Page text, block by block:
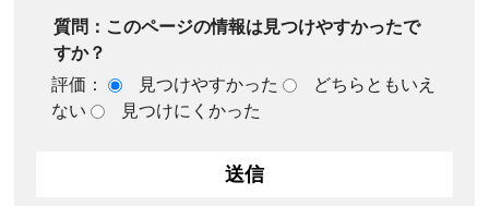
質問：このページの情報は見つけやすかったで
すか？
評価：
見つけやすかった
どちらともいえ
ない
見つけにくかった